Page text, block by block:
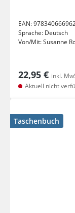
EAN:
Sprache: Deutsch
Von/Mit:Susanne
22,95 € inkl.
Aktuell nicht
Taschenbuch